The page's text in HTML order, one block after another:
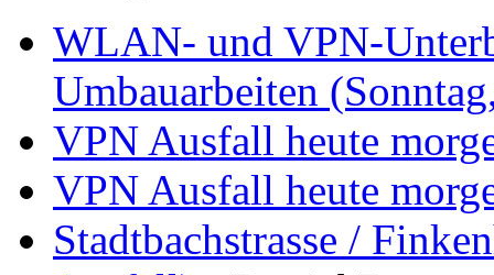
WLAN- und VPN-
Umbauarbeiten
VPN Ausfall heute
VPN Ausfall heute
Stadtbachstrasse /